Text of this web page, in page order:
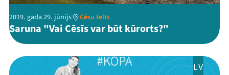
2019. gada 29. jūnijs Cēsu telts
Saruna "Vai Cēsīs var būt kūrorts?"
LV